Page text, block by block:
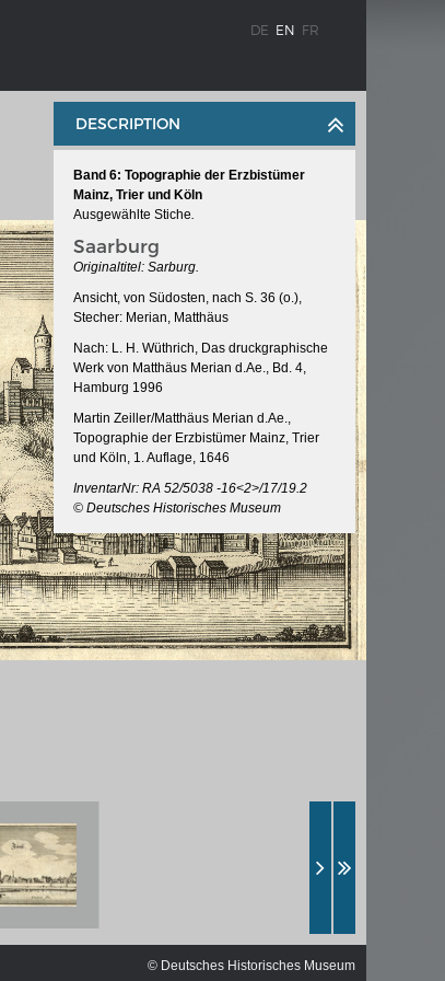
DE EN FR
WEIMAR: THE ESSENCE AND VALUE OF
DEMOCRACY
Government programme
DESCRIPTION
Band 6: Topographie der Erzbistümer
Mainz, Trier und Köln
Ausgewählte Stiche.
Saarburg
Originaltitel: Sarburg.
Ansicht, von Südosten, nach S. 36 (o.),
Stecher: Merian, Matthäus
Nach: L. H. Wüthrich, Das druckgraphische
Werk von Matthäus Merian d.Ae., Bd. 4,
Hamburg 1996
Martin Zeiller/Matthäus Merian d.Ae.,
Topographie der Erzbistümer Mainz, Trier
und Köln, 1. Auflage, 1646
InventarNr: RA 52/5038 -16<2>/17/19.2
© Deutsches Historisches Museum
© Deutsches Historisches Museum